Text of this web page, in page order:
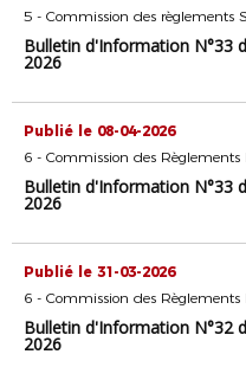
5 - Commission des règlements
Bulletin d'Information N°33
2026
Publié le 08-04-2026
6 - Commission des Règlements
Bulletin d'Information N°33
2026
Publié le 31-03-2026
6 - Commission des Règlements
Bulletin d'Information N°32
2026